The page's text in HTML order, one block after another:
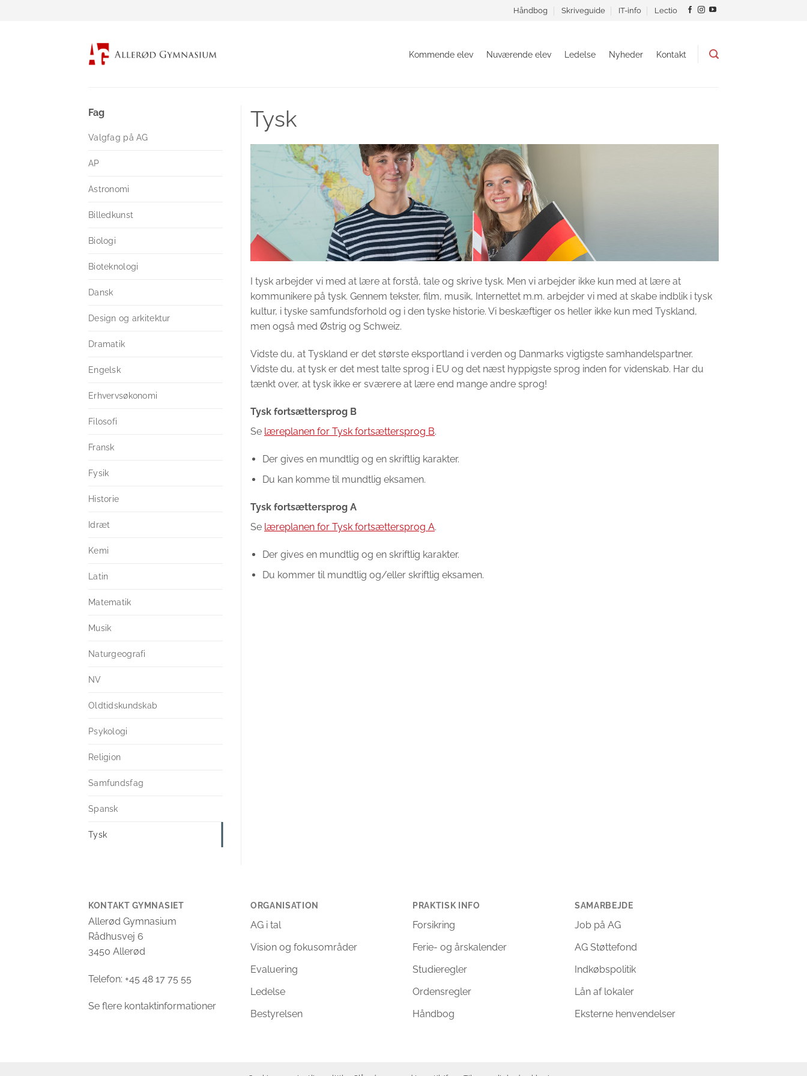
Håndbog Skriveguide IT-info Lectio
Kommende elev Nuværende elev Ledelse Nyheder Kontakt
Tysk
I tysk arbejder vi med at lære at forstå, tale og skrive tysk. Men vi arbejder ikke kun med at lære at
kommunikere på tysk. Gennem tekster, film, musik, Internettet m.m. arbejder vi med at skabe indblik i tysk
kultur, i tyske samfundsforhold og i den tyske historie. Vi beskæftiger os heller ikke kun med Tyskland,
men også med Østrig og Schweiz.
Vidste du, at Tyskland er det største eksportland i verden og Danmarks vigtigste samhandelspartner.
Vidste du, at tysk er det mest talte sprog i EU og det næst hyppigste sprog inden for videnskab. Har du
tænkt over, at tysk ikke er sværere at lære end mange andre sprog!
Tysk fortsættersprog B
Se læreplanen for Tysk fortsættersprog B.
Der gives en mundtlig og en skriftlig karakter.
Du kan komme til mundtlig eksamen.
Tysk fortsættersprog A
Se læreplanen for Tysk fortsættersprog A.
Der gives en mundtlig og en skriftlig karakter.
Du kommer til mundtlig og/eller skriftlig eksamen.
Fag
Valgfag på AG
AP
Astronomi
Billedkunst
Biologi
Bioteknologi
Dansk
Design og arkitektur
Dramatik
Engelsk
Erhvervsøkonomi
Filosofi
Fransk
Fysik
Historie
Idræt
Kemi
Latin
Matematik
Musik
Naturgeografi
NV
Oldtidskundskab
Psykologi
Religion
Samfundsfag
Spansk
Tysk
KONTAKT GYMNASIET
Allerød Gymnasium
Rådhusvej 6
3450 Allerød
Telefon: +45 48 17 75 55
Se flere kontaktinformationer
ORGANISATION
AG i tal
Vision og fokusområder
Evaluering
Ledelse
Bestyrelsen
PRAKTISK INFO
Forsikring
Ferie- og årskalender
Studieregler
Ordensregler
Håndbog
SAMARBEJDE
Job på AG
AG Støttefond
Indkøbspolitik
Lån af lokaler
Eksterne henvendelser